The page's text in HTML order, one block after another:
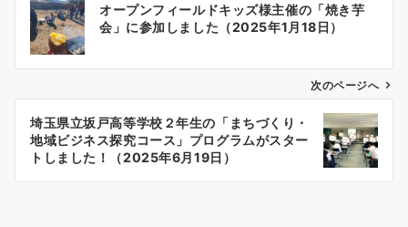
ン
オープンフィールドキッズ様主催の「焼き芋
会」に参加しました（2025年1月18日）
次のページへ
埼玉県立坂戸高等学校２年生の「まちづくり・
地域ビジネス探究コース」プログラムがスター
トしました！（2025年6月19日）